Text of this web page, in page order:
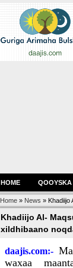
HOME QOOYSKA
Home» News » Khadiijo
Khadiijo Al-
xildhibaano
daajis.com:-
waxaa